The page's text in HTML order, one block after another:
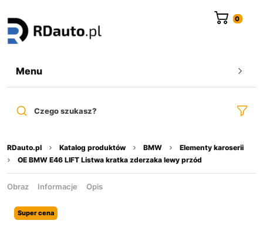
Menu
Czego szukasz?
RDauto.pl Katalog produktów BMW
Elementy karoserii
OE BMW E46 LIFT Listwa kratka zderzaka lewy przód
Obraz Informacje Opis
Super cena